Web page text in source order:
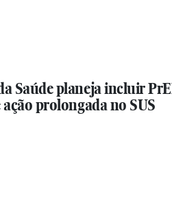
Saúde planeja incluir
prolongada no SUS